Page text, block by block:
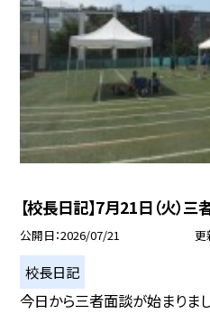
【校長日記】7月21日（火）三
公開日 2026/07/21 更
校長日記
今日から三者面談が始まりま